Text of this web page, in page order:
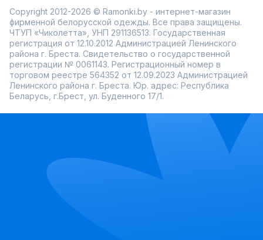
Copyright 2012-2026 © Ramonki.by - интернет-магазин
фирменной белорусской одежды. Все права защищены.
ЧТУП «Чиколетта», УНП 291136513. Государственная
регистрация от 12.10.2012 Администрацией Ленинского
района г. Бреста. Свидетельство о государственной
регистрации № 0061143. Регистрационный номер в
торговом реестре 564352 от 12.09.2023 Администрацией
Ленинского района г. Бреста. Юр. адрес: Республика
Беларусь, г.Брест, ул. Буденного 17/1.